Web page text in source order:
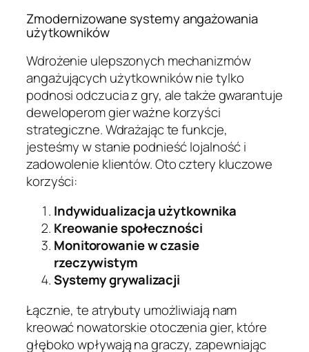
Zmodernizowane systemy angażowania
użytkowników
Wdrożenie ulepszonych mechanizmów
angażujących użytkowników nie tylko
podnosi odczucia z gry, ale także gwarantuje
deweloperom gier ważne korzyści
strategiczne. Wdrażając te funkcje,
jesteśmy w stanie podnieść lojalność i
zadowolenie klientów. Oto cztery kluczowe
korzyści:
Indywidualizacja użytkownika
Kreowanie społeczności
Monitorowanie w czasie
rzeczywistym
Systemy grywalizacji
Łącznie, te atrybuty umożliwiają nam
kreować nowatorskie otoczenia gier, które
głęboko wpływają na graczy, zapewniając